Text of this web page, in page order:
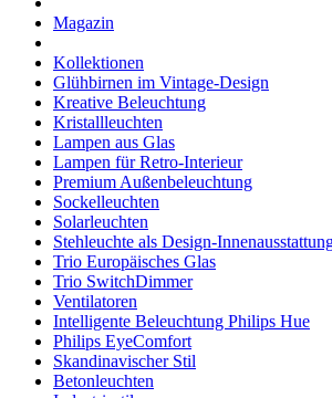
Magazin
Kollektionen
Glühbirnen im Vintage-Design
Kreative Beleuchtung
Kristallleuchten
Lampen aus Glas
Lampen für Retro-Interieur
Premium Außenbeleuchtung
Sockelleuchten
Solarleuchten
Stehleuchte als Design-
Trio Europäisches Glas
Trio SwitchDimmer
Ventilatoren
Intelligente Beleuchtung Philips Hue
Philips EyeComfort
Skandinavischer Stil
Betonleuchten